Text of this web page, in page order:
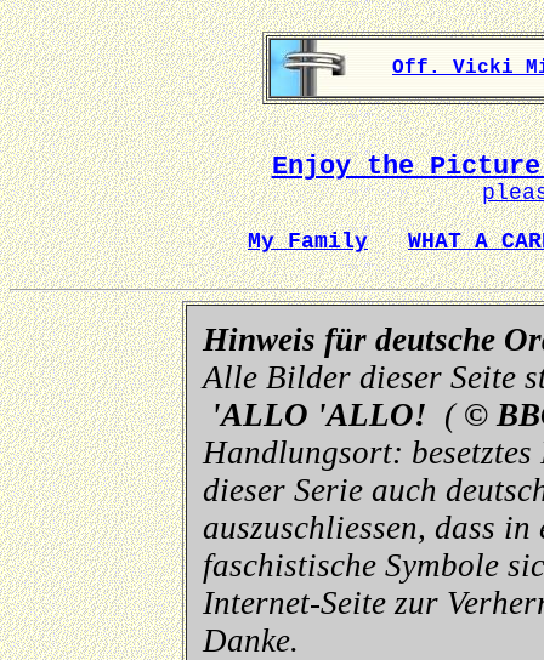
Off. Vicki
Enjoy the Picture
My Family
WHAT A
Hinweis für deutsche
Alle Bilder dieser Seite
'ALLO 'ALLO! ( ©
Handlungsort:
dieser Serie auch
auszuschliessen, dass in
faschistische Symbole
Internet-Seite zur
Danke.